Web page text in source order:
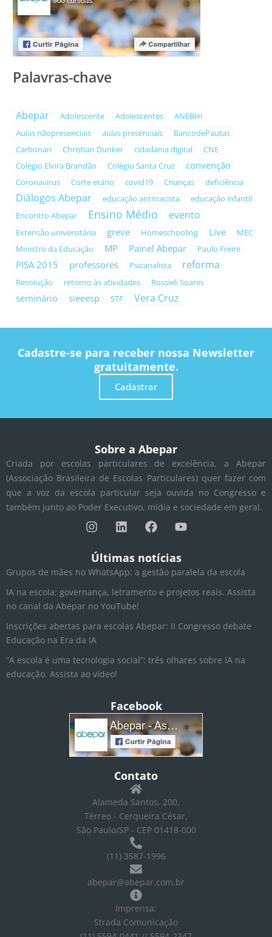
Palavras-chave
Abepar Adolescente Adolescentes
ANEBHI
Aulas nãopresenciais
aulas presenciais
BancodePautas
Carbonari
Christian Dunker cidadania digital
CNE
Colégio Elvira Brandão
Colégio Santa Cruz convenção
Coronavírus Corte etário covid19 Crianças deficiência
Diálogos Abepar educação antirracista
educação infantil
Encontro Abepar
Ensino Médio evento
Extensão universitária greve Homeschooling Live
MEC
Ministro da Educação
MP Painel Abepar Paulo Freire
PISA 2015 professores Psicanalista reforma
Resolução retorno às atividades Rossieli Soares
seminário sieeesp STF Vera Cruz
Cadastre-se para receber nossa Newsletter
gratuitamente.
Cadastrar
Sobre a Abepar
Criada por escolas particulares de excelência, a Abepar
(Associação Brasileira de Escolas Particulares) quer fazer com
que a voz da escola particular seja ouvida no Congresso e
também junto ao Poder Executivo, mídia e sociedade em geral.
I
n
t
a
g
r
a
L
i
k
e
d
i
n
F
a
e
b
o
o
Y
o
t
u
b
e
Últimas notícias
Grupos de mães no WhatsApp: a gestão paralela da escola
IA na escola: governança, letramento e projetos reais. Assista
no canal da Abepar no YouTube!
Inscrições abertas para escolas Abepar: II Congresso debate
Educação na Era da IA
“A escola é uma tecnologia social”: três olhares sobre IA na
educação. Assista ao vídeo!
Facebook
Contato
Alameda Santos, 200,
Térreo - Cerqueira César,
São Paulo/SP - CEP 01418-000
(11) 3587-1996
abepar@abepar.com.br
Imprensa:
Strada Comunicação